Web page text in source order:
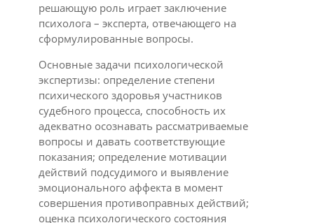
решающую роль играет заключение
психолога – эксперта, отвечающего на
сформулированные вопросы.
Основные задачи психологической
экспертизы: определение степени
психического здоровья участников
судебного процесса, способность их
адекватно осознавать рассматриваемые
вопросы и давать соответствующие
показания; определение мотивации
действий подсудимого и выявление
эмоционального аффекта в момент
совершения противоправных действий;
оценка психологического состояния